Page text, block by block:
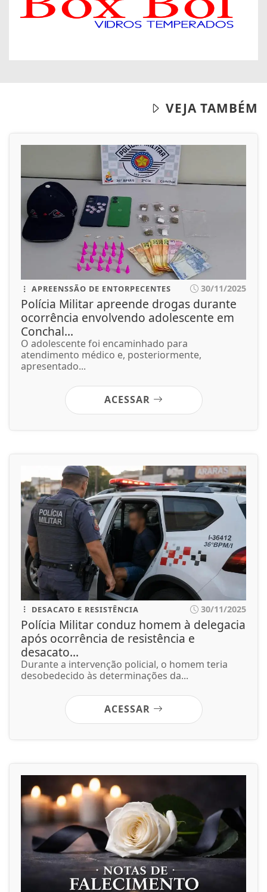
VEJA TAMBÉM
APREENSSÃO DE ENTORPECENTES 30/11/2025
Polícia Militar apreende drogas durante
ocorrência envolvendo adolescente em
Conchal...
O adolescente foi encaminhado para
atendimento médico e, posteriormente,
apresentado...
ACESSAR
DESACATO E RESISTÊNCIA 30/11/2025
Polícia Militar conduz homem à delegacia
após ocorrência de resistência e
desacato...
Durante a intervenção policial, o homem teria
desobedecido às determinações da...
ACESSAR